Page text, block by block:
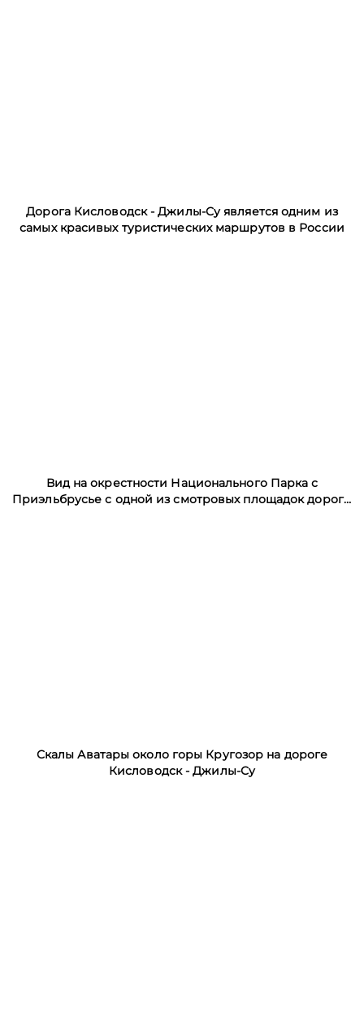
Дорога Кисловодск - Джилы-Су является одним из
самых красивых туристических маршрутов в России
Вид на окрестности Национального Парка с
Приэльбрусье с одной из смотровых площадок дороги
Скалы Аватары около горы Кругозор на дороге
Кисловодск - Джилы-Су